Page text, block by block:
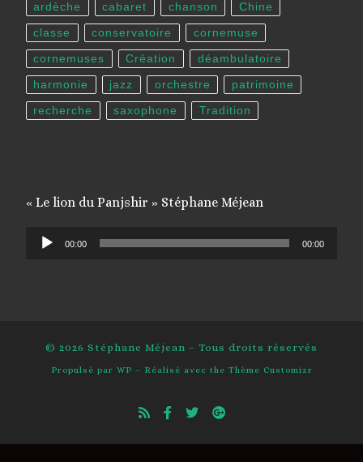
ardèche cabaret chanson Chine
classe conservatoire cornemuse
cornemuses Création déambulatoire
harmonie jazz orchestre patrimoine
recherche saxophone Tradition
« Le lion du Panjshir » Stéphane Méjean
Lecteur
audio
00:00 00:00
© 2026 Stéphane Méjean – Tous droits réservés
Propulsé par WP – Réalisé avec the Thème Customizr